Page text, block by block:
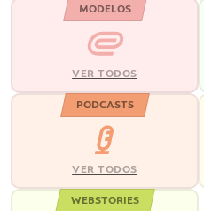
MODELOS
VER TODOS
PODCASTS
VER TODOS
WEBSTORIES